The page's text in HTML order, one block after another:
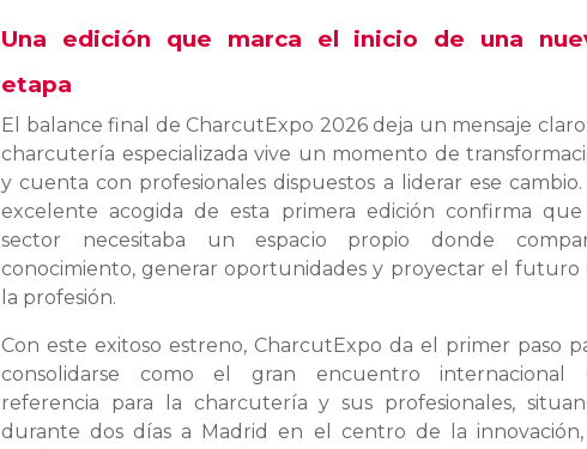
Una edición que marca el inicio de una
etapa
El balance final de CharcutExpo 2026 deja un mensaje
charcutería especializada vive un momento de
y cuenta con profesionales dispuestos a liderar ese cambio.
excelente acogida de esta primera edición confirma que
sector necesitaba un espacio propio donde
conocimiento, generar oportunidades y proyectar el futuro
la profesión.
Con este exitoso estreno, CharcutExpo da el primer paso
consolidarse como el gran encuentro internacional
referencia para la charcutería y sus profesionales,
durante dos días a Madrid en el centro de la innovación,